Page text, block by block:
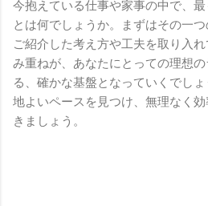
今抱えている仕事や家事の中で、
とは何でしょうか。まずはその一
ご紹介した考え方や工夫を取り入
み重ねが、あなたにとっての理想
る、確かな基盤となっていくでし
地よいペースを見つけ、無理なく
きましょう。